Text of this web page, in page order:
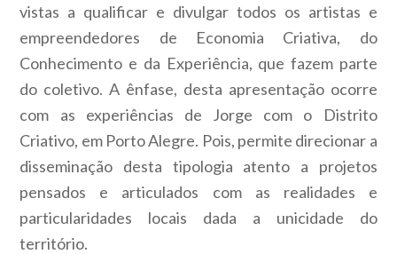
vistas a qualificar e divulgar todos os artistas e
empreendedores de Economia Criativa, do
Conhecimento e da Experiência, que fazem parte
do coletivo. A ênfase, desta apresentação ocorre
com as experiências de Jorge com o Distrito
Criativo, em Porto Alegre. Pois, permite direcionar a
disseminação desta tipologia atento a projetos
pensados e articulados com as realidades e
particularidades locais dada a unicidade do
território.